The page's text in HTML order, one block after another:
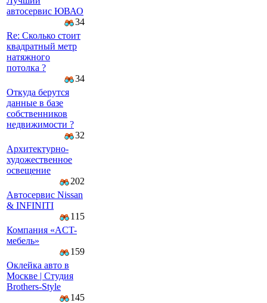
автосервис ЮВАО
34
Re: Сколько стоит
квадратный метр
натяжного
потолка ?
34
Откуда берутся
данные в базе
собственников
недвижимости ?
32
Архитектурно-
художественное
освещение
202
Автосервис Nissan
& INFINITI
115
Компaния «AСT-
мeбeль»
159
Оклейка авто в
Москве | Студия
Brothers-Style
145